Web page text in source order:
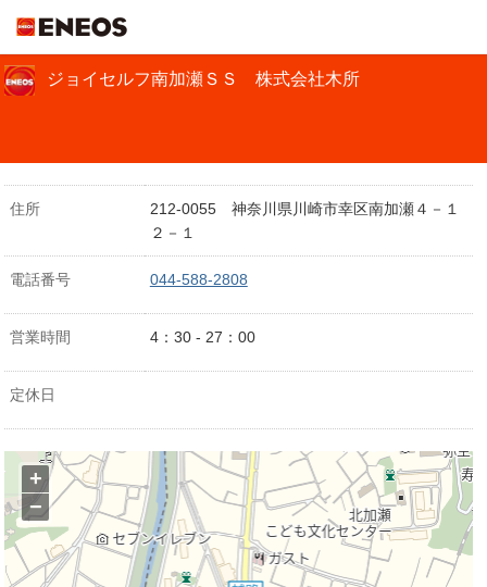
ジョイセルフ南加瀬ＳＳ 株式会社木所
住所
212-0055 神奈川県川崎市幸区南加瀬４－１
２－１
電話番号 044-588-2808
営業時間 4：30 - 27：00
定休日
+
−